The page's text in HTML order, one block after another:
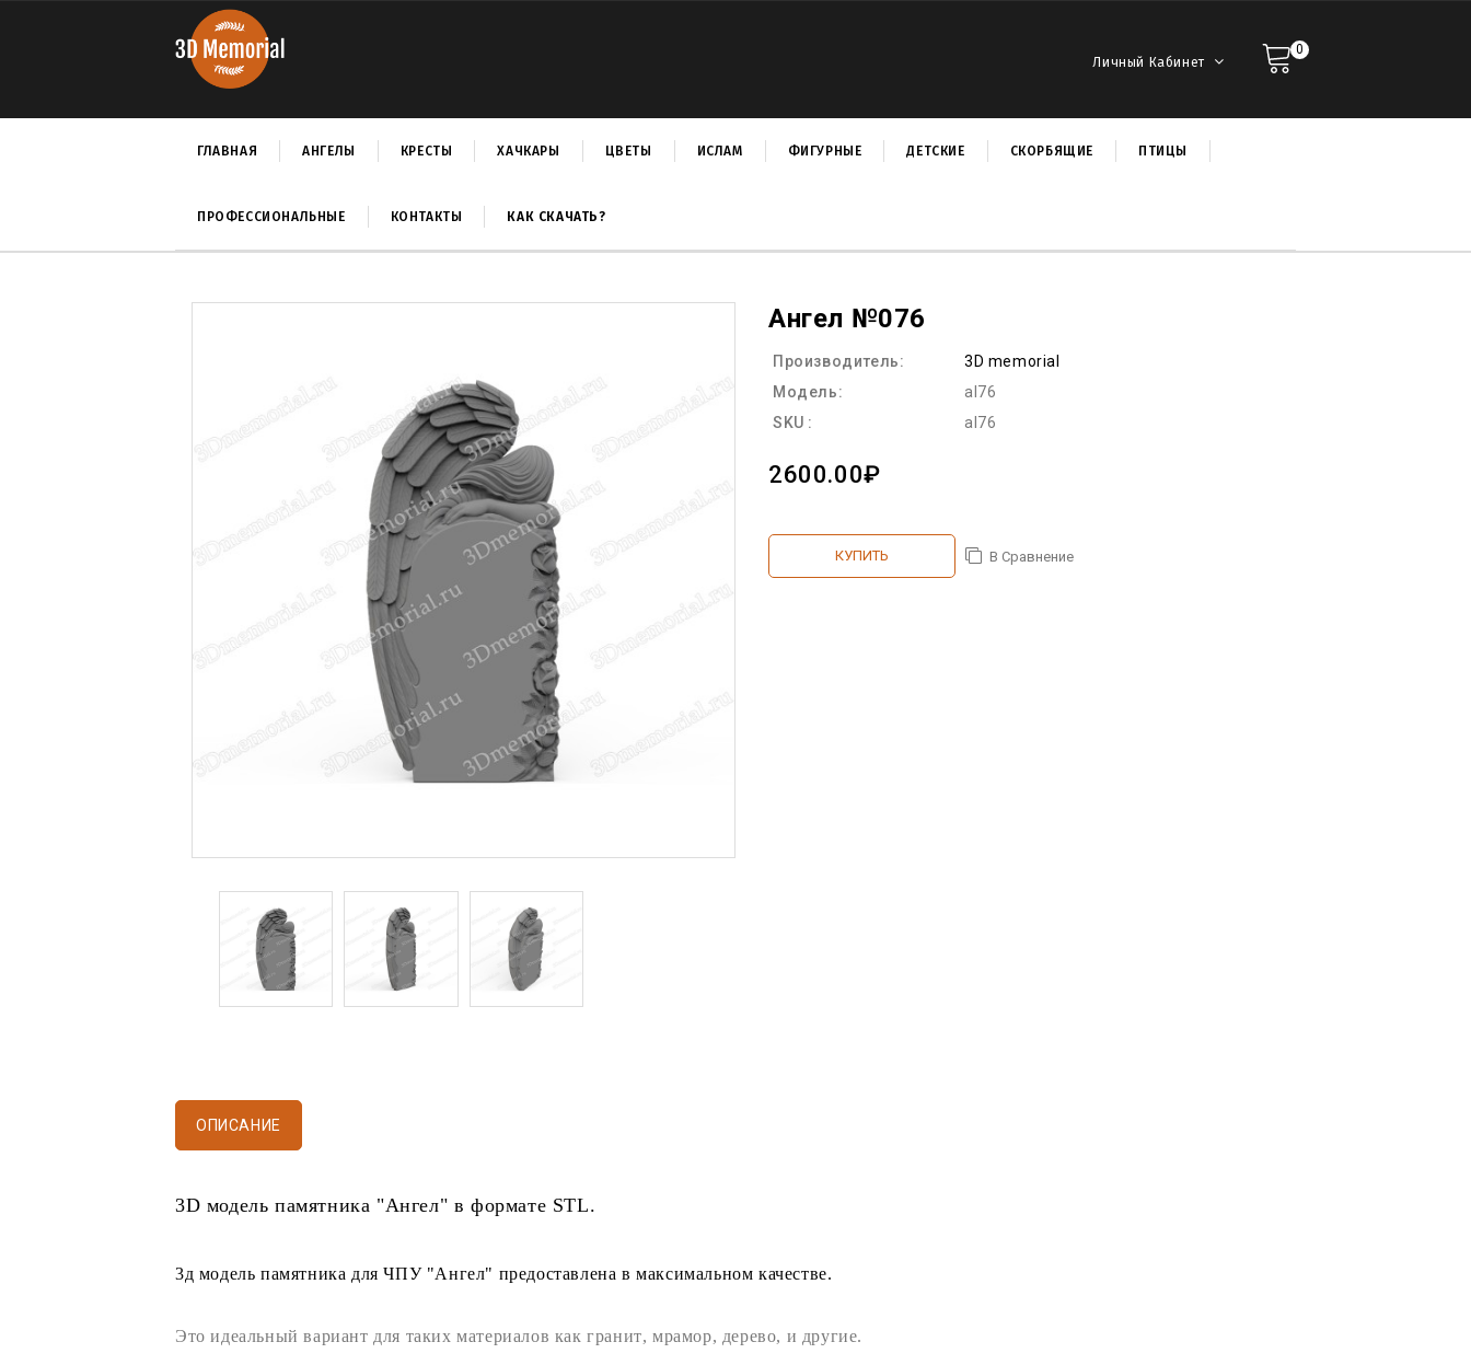
Личный Кабинет
0
ГЛАВНАЯ АНГЕЛЫ КРЕСТЫ ХАЧКАРЫ ЦВЕТЫ ИСЛАМ ФИГУРНЫЕ ДЕТСКИЕ СКОРБЯЩИЕ ПТИЦЫ
ПРОФЕССИОНАЛЬНЫЕ КОНТАКТЫ КАК СКАЧАТЬ?
Ангел №076
Производитель:
3D memorial
Модель:
al76
SKU :
al76
2600.00₽
КУПИТЬ В Сравнение
ОПИСАНИЕ
3D модель памятника "Ангел" в формате STL.
3д модель памятника дляЧПУ"Ангел" предоставлена в максимальном качестве.
Это идеальный вариант для таких материалов какгранит,мрамор, дерево, и другие.